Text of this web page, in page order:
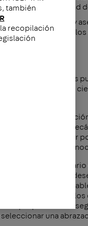
también
recopilación
la longevidad
bien organizado y
Esto permite a
mal seleccionadas
considerar
en su
ambientales y
es esencial optar
o el aluminio
Es
de cables que
el peso del
al diámetro de
el propio cable.
una